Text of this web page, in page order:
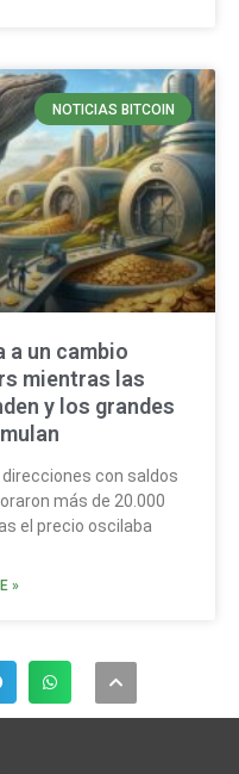
NOTICIAS BITCOIN
a un cambio
mientras las
y los grandes
direcciones con saldos
más de 20.000
el precio oscilaba
»